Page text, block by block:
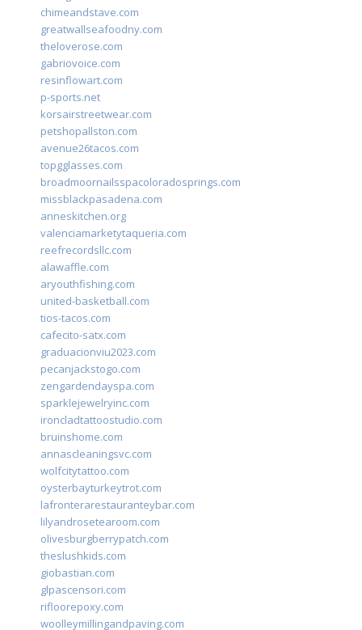
chimeandstave.com
greatwallseafoodny.com
theloverose.com
gabriovoice.com
resinflowart.com
p-sports.net
korsairstreetwear.com
petshopallston.com
avenue26tacos.com
topgglasses.com
broadmoornailsspacoloradosprings.com
missblackpasadena.com
anneskitchen.org
valenciamarketytaqueria.com
reefrecordsllc.com
alawaffle.com
aryouthfishing.com
united-basketball.com
tios-tacos.com
cafecito-satx.com
graduacionviu2023.com
pecanjackstogo.com
zengardendayspa.com
sparklejewelryinc.com
ironcladtattoostudio.com
bruinshome.com
annascleaningsvc.com
wolfcitytattoo.com
oysterbayturkeytrot.com
lafronterarestauranteybar.com
lilyandrosetearoom.com
olivesburgberrypatch.com
theslushkids.com
giobastian.com
glpascensori.com
rifloorepoxy.com
woolleymillingandpaving.com